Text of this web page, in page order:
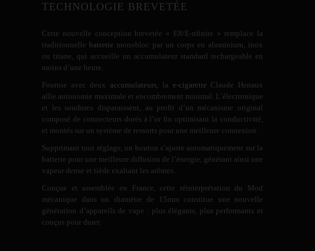
TECHNOLOGIE BREVETÉE
Cette nouvelle conception brevetée « E8/E-nfinite » remplace la
traditionnelle batterie monobloc par un corps en aluminium, inox
ou titane, qui accueille un accumulateur standard rechargeable en
moins d’une heure.
Fournie avec deux accumulateurs , la e-cigarette Claude Henaux
allie autonomie maximale et encombrement minimal. L’électronique
et les soudures disparaissent, au profit d’un mécanisme original
composé de connecteurs dorés à l’or fin optimisant la conductivité,
et montés sur un système de ressorts pour une meilleure connexion.
Supprimant tout réglage, un bouton s’ajuste automatiquement sur la
batterie pour une meilleure diffusion de l’énergie, générant ainsi une
vapeur dense et tiède exaltant les arômes.
Conçue et assemblée en France, cette réinterprétation du Mod
mécanique dans un diamètre de 15mm constitue une nouvelle
génération d’appareils de vape : plus élégants, plus performants et
conçus pour durer.